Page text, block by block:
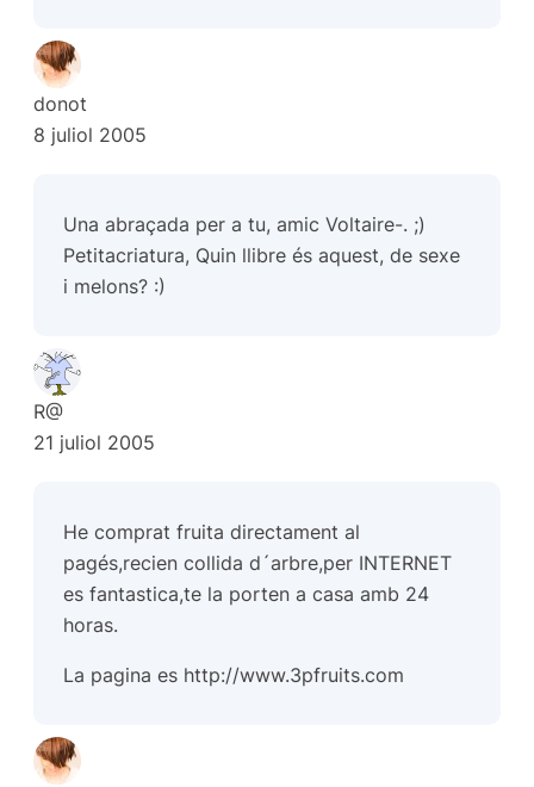
donot
8 juliol 2005
Una abraçada per a tu, amic Voltaire-. ;)
Petitacriatura, Quin llibre és aquest, de sexe
i melons? :)
R@
21 juliol 2005
He comprat fruita directament al
pagés,recien collida d´arbre,per INTERNET
es fantastica,te la porten a casa amb 24
horas.
La pagina es http://www.3pfruits.com